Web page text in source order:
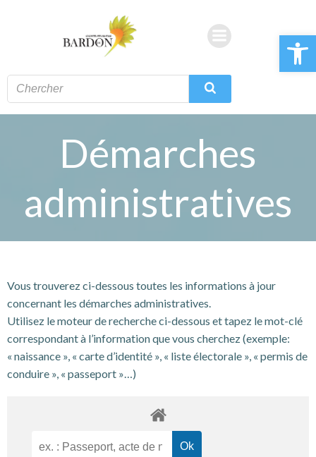
Ouvrir
Démarches
administratives
Vous trouverez ci-dessous toutes les informations à jour
concernant les démarches administratives.
Utilisez le moteur de recherche ci-dessous et tapez le mot-clé
correspondant à l’information que vous cherchez (exemple:
« naissance », « carte d’identité », « liste électorale », « permis de
conduire », « passeport »…)